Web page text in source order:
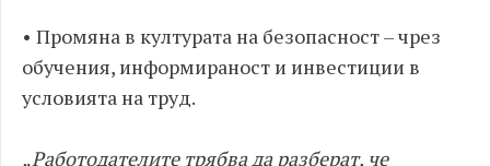
• Промяна в културата на безопасност – чрез
обучения, информираност и инвестиции в
условията на труд.
„Работодателите трябва да разберат, че